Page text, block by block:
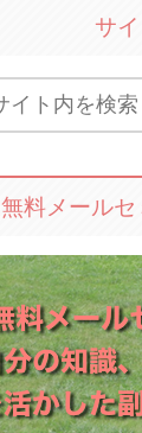
サ
無料メールセ